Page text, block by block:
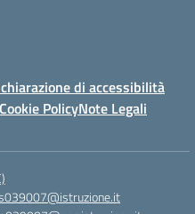
di accessibilità
Cookie PolicyNote Legali